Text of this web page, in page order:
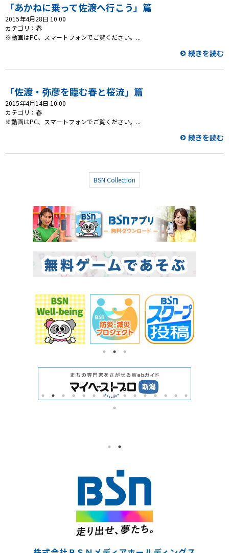
「あかねに乗って佐渡へ行こう」篇
2015年4月28日 10:00
カテゴリ：春
※動画はPC、スマートフォンでご覧ください。...
続きを読む
「佐渡・弥彦を臨む春と桜流」篇
2015年4月14日 10:00
カテゴリ：春
※動画はPC、スマートフォンでご覧ください。...
続きを読む
BSN Collection